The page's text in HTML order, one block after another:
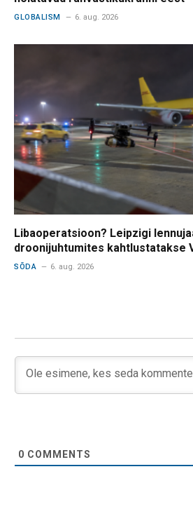
GLOBALISM 6. aug. 2026
Libaoperatsioon? Leipzigi
droonijuhtumites kahtlustatakse
SÕDA 6. aug. 2026
0 COMMENTS